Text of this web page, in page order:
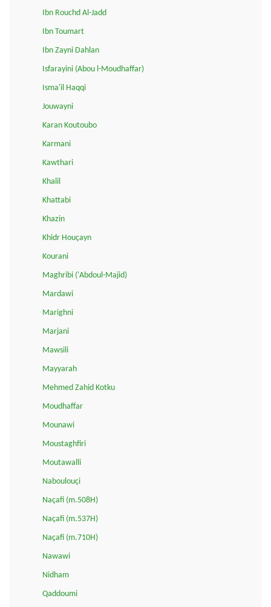
Ibn Rouchd Al-Jadd
Ibn Toumart
Ibn Zayni Dahlan
Isfarayini (Abou l-Moudhaffar)
Isma'il Haqqi
Jouwayni
Karan Koutoubo
Karmani
Kawthari
Khalil
Khattabi
Khazin
Khidr Houçayn
Kourani
Maghribi ('Abdoul-Majid)
Mardawi
Marighni
Marjani
Mawsili
Mayyarah
Mehmed Zahid Kotku
Moudhaffar
Mounawi
Moustaghfiri
Moutawalli
Naboulouçi
Naçafi (m.508H)
Naçafi (m.537H)
Naçafi (m.710H)
Nawawi
Nidham
Qaddoumi